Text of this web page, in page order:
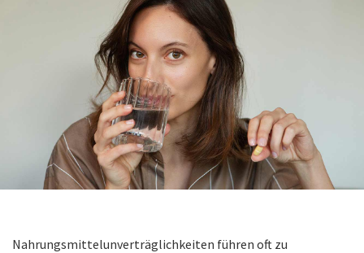
Nahrungsmittelunverträglichkeiten führen oft zu